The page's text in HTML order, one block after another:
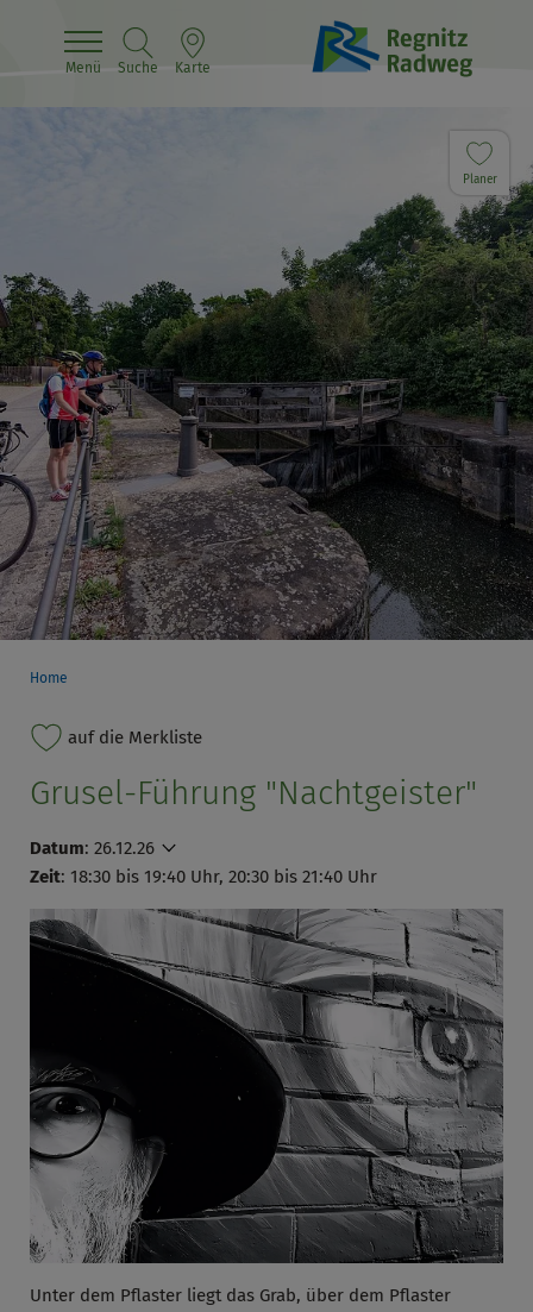
Menü Suche Karte
Planer
Home
auf die Merkliste
Grusel-Führung "Nachtgeister"
Datum: 26.12.26
Zeit: 18:30 bis 19:40 Uhr, 20:30 bis 21:40 Uhr
Unter dem Pflaster liegt das Grab, über dem Pflaster